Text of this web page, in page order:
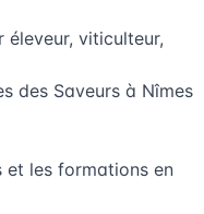
éleveur, viticulteur,
des Saveurs à Nîmes
et les formations en